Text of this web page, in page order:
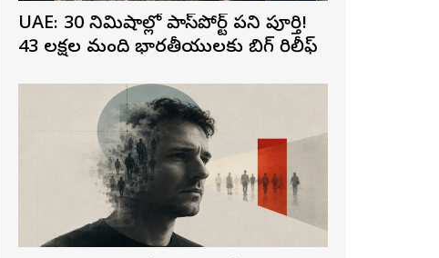
UAE: 30 నిమిషాల్లో పాస్‌పోర్ట్ పని పూర్తి!
43 లక్షల మంది భారతీయులకు బిగ్ రిలీఫ్